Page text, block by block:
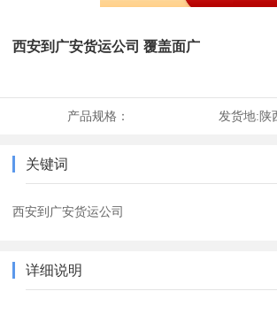
西安到广安货运公司 覆盖面广
产品规格： 发货地:陕
关键词
西安到广安货运公司
详细说明